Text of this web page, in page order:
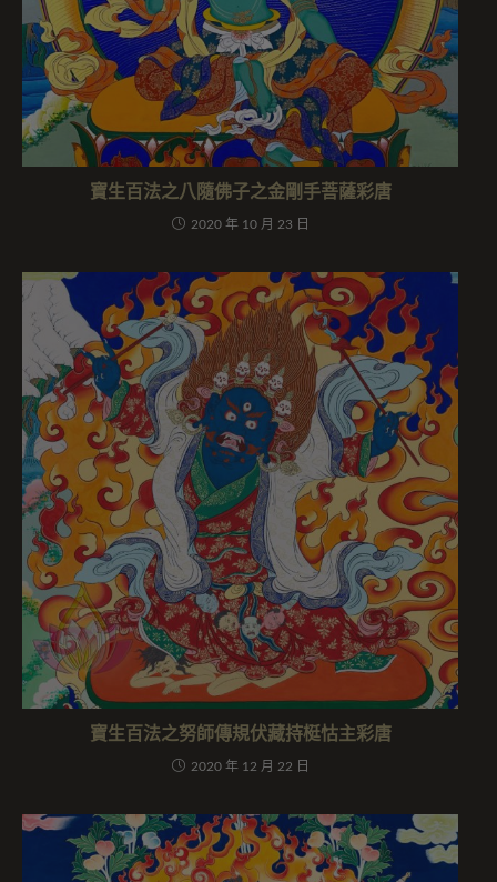
寶生百法之八隨佛子之金剛手菩薩彩唐
2020 年 10 月 23 日
寶生百法之努師傳規伏藏持梃怙主彩唐
2020 年 12 月 22 日